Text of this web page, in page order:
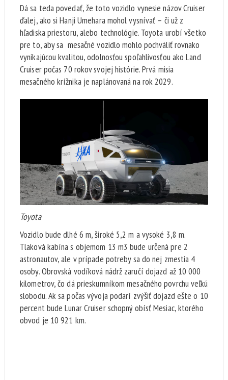
Dá sa teda povedať, že toto vozidlo vynesie názov Cruiser
ďalej, ako si Hanji Umehara mohol vysnívať – či už z
hľadiska priestoru, alebo technológie. Toyota urobí všetko
pre to, aby sa mesačné vozidlo mohlo pochváliť rovnako
vynikajúcou kvalitou, odolnosťou spoľahlivosťou ako Land
Cruiser počas 70 rokov svojej histórie. Prvá misia
mesačného krížnika je naplánovaná na rok 2029.
Toyota
Vozidlo bude dlhé 6 m, široké 5,2 m a vysoké 3,8 m.
Tlaková kabína s objemom 13 m3 bude určená pre 2
astronautov, ale v prípade potreby sa do nej zmestia 4
osoby. Obrovská vodíková nádrž zaručí dojazd až 10 000
kilometrov, čo dá prieskumníkom mesačného povrchu veľkú
slobodu. Ak sa počas vývoja podarí zvýšiť dojazd ešte o 10
percent bude Lunar Cruiser schopný obísť Mesiac, ktorého
obvod je 10 921 km.